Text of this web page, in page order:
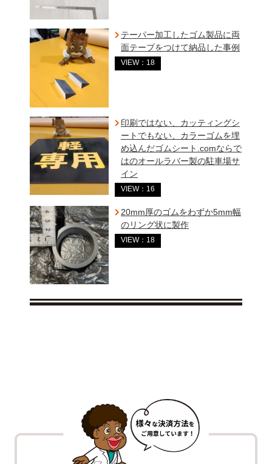
テーパー加工したゴム製品に両
面テープをつけて納品した事例
VIEW：18
印刷ではない、カッティングシ
ートでもない、カラーゴムを埋
め込んだゴムシート.comならで
はのオールラバー製の駐車場サ
イン
VIEW：16
20mm厚のゴムをわずか5mm幅
のリング状に製作
VIEW：18